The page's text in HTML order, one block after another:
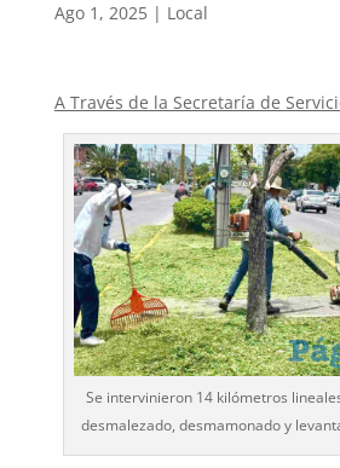
Ago 1, 2025| Local
A Través de la Secretaría de
Se intervinieron 14 kilómetros
desmalezado, desmamonado y